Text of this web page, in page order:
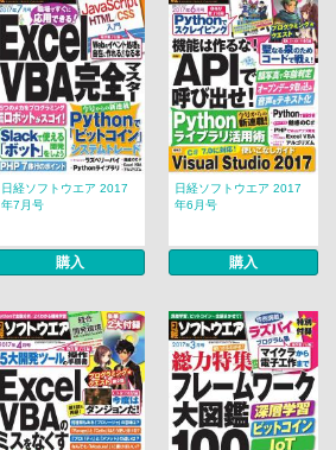
日経ソフトウエア 2017
年7月号
購入
日経ソフトウエア 2017
年6月号
購入